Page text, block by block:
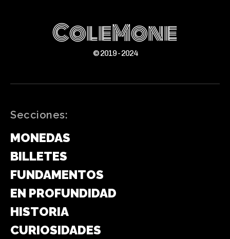
ColeMone
© 2019 - 2024
Secciones:
MONEDAS
BILLETES
FUNDAMENTOS
EN PROFUNDIDAD
HISTORIA
CURIOSIDADES